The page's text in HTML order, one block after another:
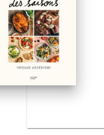
PAGES
: 04/02/2026
THÉMATIQUES
de Turquie
Firat Goncu